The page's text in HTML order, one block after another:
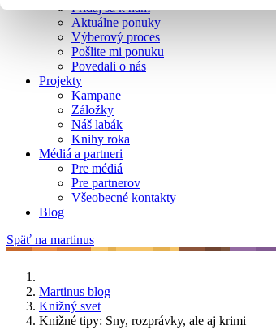
Pridaj sa k nám
Aktuálne ponuky
Výberový proces
Pošlite mi ponuku
Povedali o nás
Projekty
Kampane
Záložky
Náš labák
Knihy roka
Médiá a partneri
Pre médiá
Pre partnerov
Všeobecné kontakty
Blog
Späť na martinus
Martinus blog
Knižný svet
Knižné tipy: Sny, rozprávky, ale aj krimi